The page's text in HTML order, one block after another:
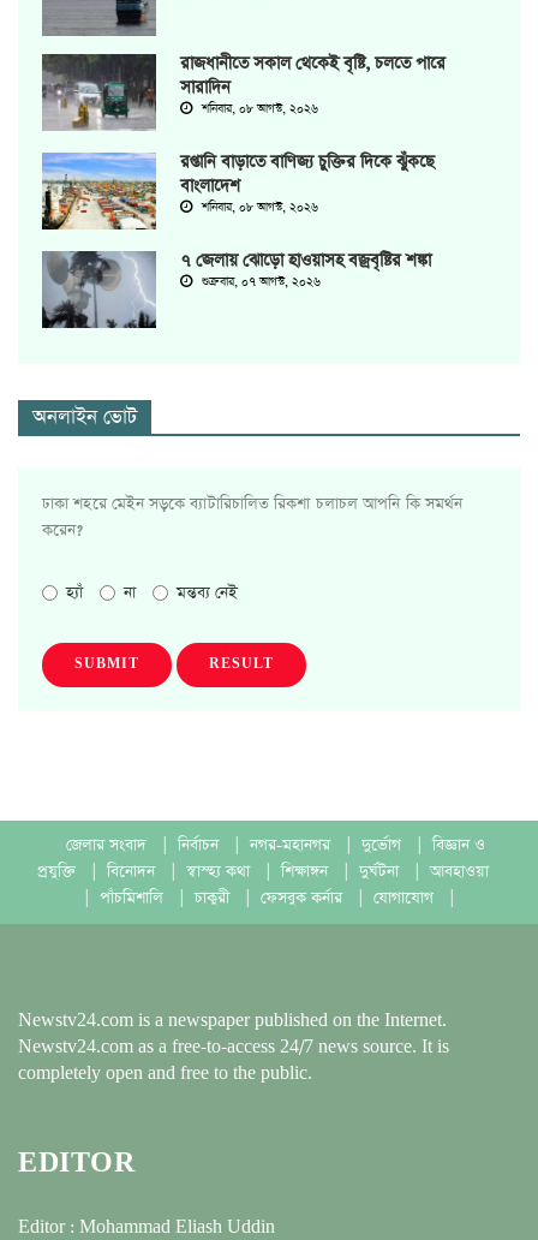
রাজধানীতে সকাল থেকেই বৃষ্টি, চলতে পারে
সারাদিন
শনিবার, ০৮ আগস্ট, ২০২৬
রপ্তানি বাড়াতে বাণিজ্য চুক্তির দিকে ঝুঁকছে
বাংলাদেশ
শনিবার, ০৮ আগস্ট, ২০২৬
৭ জেলায় ঝোড়ো হাওয়াসহ বজ্রবৃষ্টির শঙ্কা
শুক্রবার, ০৭ আগস্ট, ২০২৬
অনলাইন ভোট
ঢাকা শহরে মেইন সড়কে ব্যাটারিচালিত রিকশা চলাচল আপনি কি সমর্থন
করেন?
হ্যাঁ না মন্তব্য নেই
SUBMIT RESULT
জেলার সংবাদ নির্বাচন নগর-মহানগর দুর্ভোগ
বিজ্ঞান ও
প্রযুক্তি
বিনোদন স্বাস্হ্য কথা শিক্ষাঙ্গন দুর্ঘটনা
আবহাওয়া
পাঁচমিশালি চাকুরী ফেসবুক কর্নার যোগাযোগ
Newstv24.com is a newspaper published on the Internet.
Newstv24.com as a free-to-access 24/7 news source. It is
completely open and free to the public.
EDITOR
Editor : Mohammad Eliash Uddin